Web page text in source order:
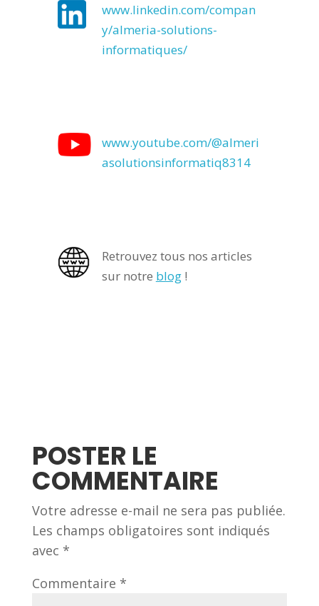
www.linkedin.com/compan
y/almeria-solutions-
informatiques/
www.youtube.com/@almeri
asolutionsinformatiq8314
Retrouvez tous nos articles
sur notre blog!
POSTER LE
COMMENTAIRE
Votre adresse e-mail ne sera pas publiée.
Les champs obligatoires sont indiqués
avec *
Commentaire *